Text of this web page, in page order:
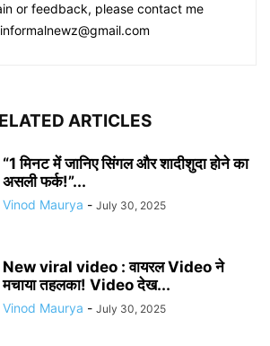
or feedback, please contact me
ARTICLES
“1 मिनट में जानिए सिंगल और शादीशुदा होने का
असली फर्क!”...
Vinod Maurya - July 30, 2025
New viral video : वायरल Video ने
मचाया तहलका! Video देख...
Vinod Maurya - July 30, 2025